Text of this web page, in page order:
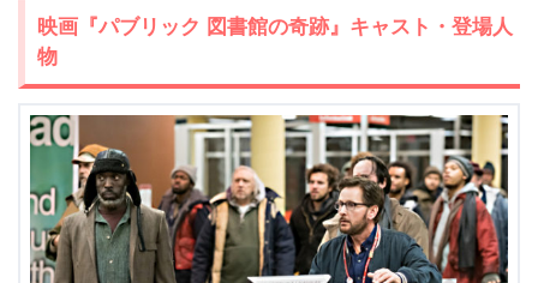
映画『パブリック 図書館の奇跡』キャスト・登場人
物